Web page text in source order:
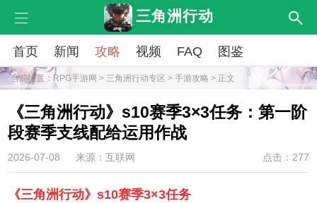
三角洲行动
首页 新闻 攻略 视频 FAQ 图鉴
当前位置：RPG手游网 > 三角洲行动专区 > 手游攻略 > 正文
《三角洲行动》s10赛季3×3任务：第一阶
段赛季支线配给运用作战
2026-07-08 来源：互联网 点击：277
《三角洲行动》s10赛季3×3任务